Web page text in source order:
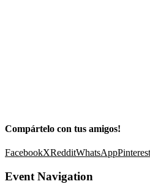
Compártelo con tus amigos!
FacebookXRedditWhatsAppPinterest
Event Navigation